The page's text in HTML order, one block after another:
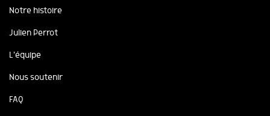
Notre histoire
Julien Perrot
L'équipe
Nous soutenir
FAQ